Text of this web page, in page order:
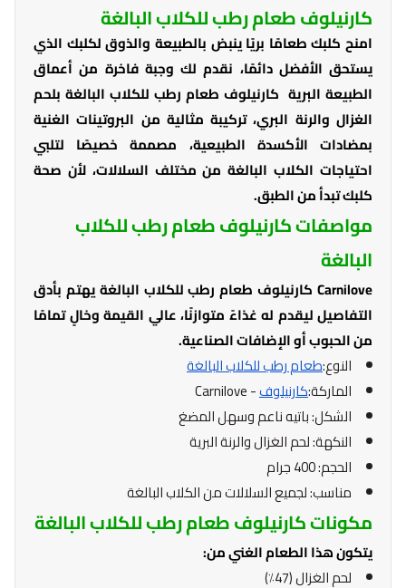
كارنيلوف طعام رطب للكلاب البالغة
امنح كلبك طعامًا بريًا ينبض بالطبيعة والذوق لكلبك الذي
يستحق الأفضل دائمًا، نقدم لك وجبة فاخرة من أعماق
الطبيعة البرية كارنيلوف طعام رطب للكلاب البالغة بلحم
الغزال والرنة البري، تركيبة مثالية من البروتينات الغنية
بمضادات الأكسدة الطبيعية، مصممة خصيصًا لتلبي
احتياجات الكلاب البالغة من مختلف السلالات، لأن صحة
كلبك تبدأ من الطبق.
مواصفات كارنيلوف طعام رطب للكلاب
البالغة
Carnilove كارنيلوف طعام رطب للكلاب البالغة يهتم بأدق
التفاصيل ليقدم له غذاءً متوازنًا، عالي القيمة وخالٍ تمامًا
من الحبوب أو الإضافات الصناعية.
النوع:طعام رطب للكلاب البالغة
الماركة:كارنيلوف- Carnilove
الشكل: باتيه ناعم وسهل المضغ
النكهة: لحم الغزال والرنة البرية
الحجم: 400 جرام
مناسب: لجميع السلالات من الكلاب البالغة
مكونات كارنيلوف طعام رطب للكلاب البالغة
يتكون هذا الطعام الغني من:
لحم الغزال (47٪)